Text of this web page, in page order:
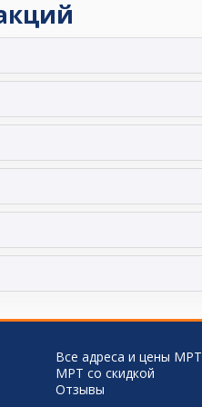
Все адреса и цены МРТ
МРТ со скидкой
Отзывы